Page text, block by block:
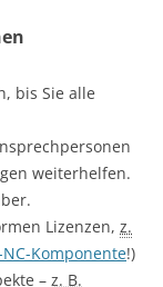
bis Sie alle
weiterhelfen.
Lizenzen, z.
NC-Komponente!)
– z. B.